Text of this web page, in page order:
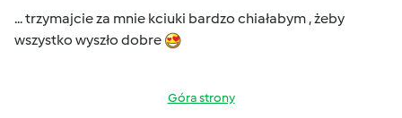
... trzymajcie za mnie kciuki bardzo chiałabym , żeby
wszystko wyszło dobre
Góra strony